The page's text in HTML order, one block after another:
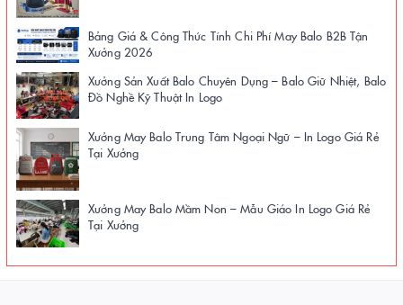
Bảng Giá & Công Thức Tính Chi Phí May Balo B2B Tận
Xưởng 2026
Xưởng Sản Xuất Balo Chuyên Dụng – Balo Giữ Nhiệt, Balo
Đồ Nghề Kỹ Thuật In Logo
Xưởng May Balo Trung Tâm Ngoại Ngữ – In Logo Giá Rẻ
Tại Xưởng
Xưởng May Balo Mầm Non – Mẫu Giáo In Logo Giá Rẻ
Tại Xưởng